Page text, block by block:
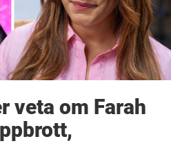
veta om Farah